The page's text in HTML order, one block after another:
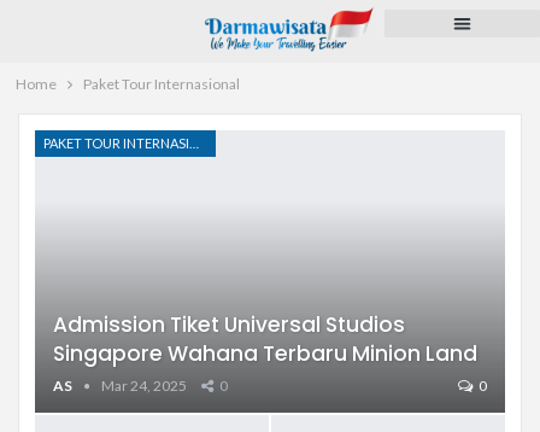
Home Paket Tour Internasional
Admission Tiket Universal Studios
Singapore Wahana Terbaru Minion Land
AS Mar 24, 2025 0 0